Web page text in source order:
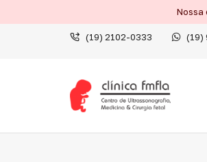
Nossa
(19) 2102-0333 (19)